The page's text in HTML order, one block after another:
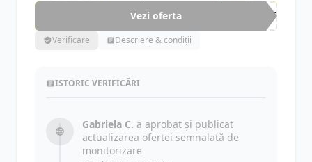
Vezi oferta
-30%
Verificare Descriere & condiții
ISTORIC VERIFICĂRI
Gabriela C. a aprobat și publicat
actualizarea ofertei semnalată de
monitorizare